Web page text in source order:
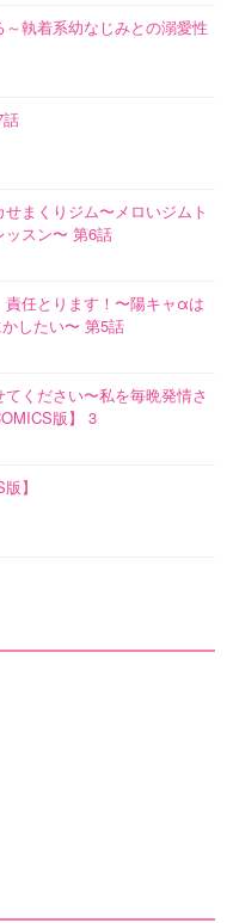
執着系幼なじみとの溺愛性
まくりジム〜メロいジムト
ッスン〜 第6話
任とります！〜陽キャαは
したい〜 第5話
ください〜私を毎晩発情さ
版】 3
】